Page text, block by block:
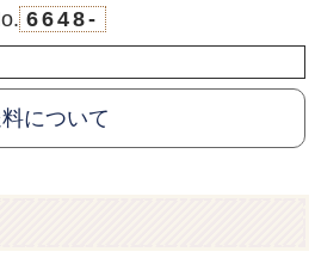
6648-
について